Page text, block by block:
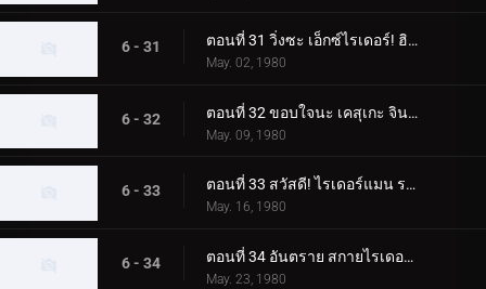
6 - 31 ตอนที่ 31 วิ่งซะ เอ็กซ์ไรเดอร์! ฮิโรชิ สึคุบะ! อย่าตาย!!
May. 02, 1980
6 - 32 ตอนที่ 32 ขอบใจนะ เคสุเกะ จิน! ทิ้งการโจมตีครั้งสุดท้ายไว้ที่ฉัน!!
May. 09, 1980
6 - 33 ตอนที่ 33 สวัสดี! ไรเดอร์แมน ระวังเนซึระแมนด้วย
May. 16, 1980
6 - 34 ตอนที่ 34 อันตราย สกายไรเดอร์! เขามาแล้ว! คาซามิ ชิโระ!!
May. 23, 1980